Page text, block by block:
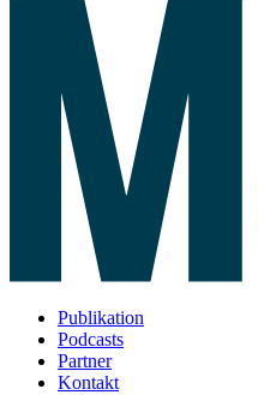
Publikation
Podcasts
Partner
Kontakt